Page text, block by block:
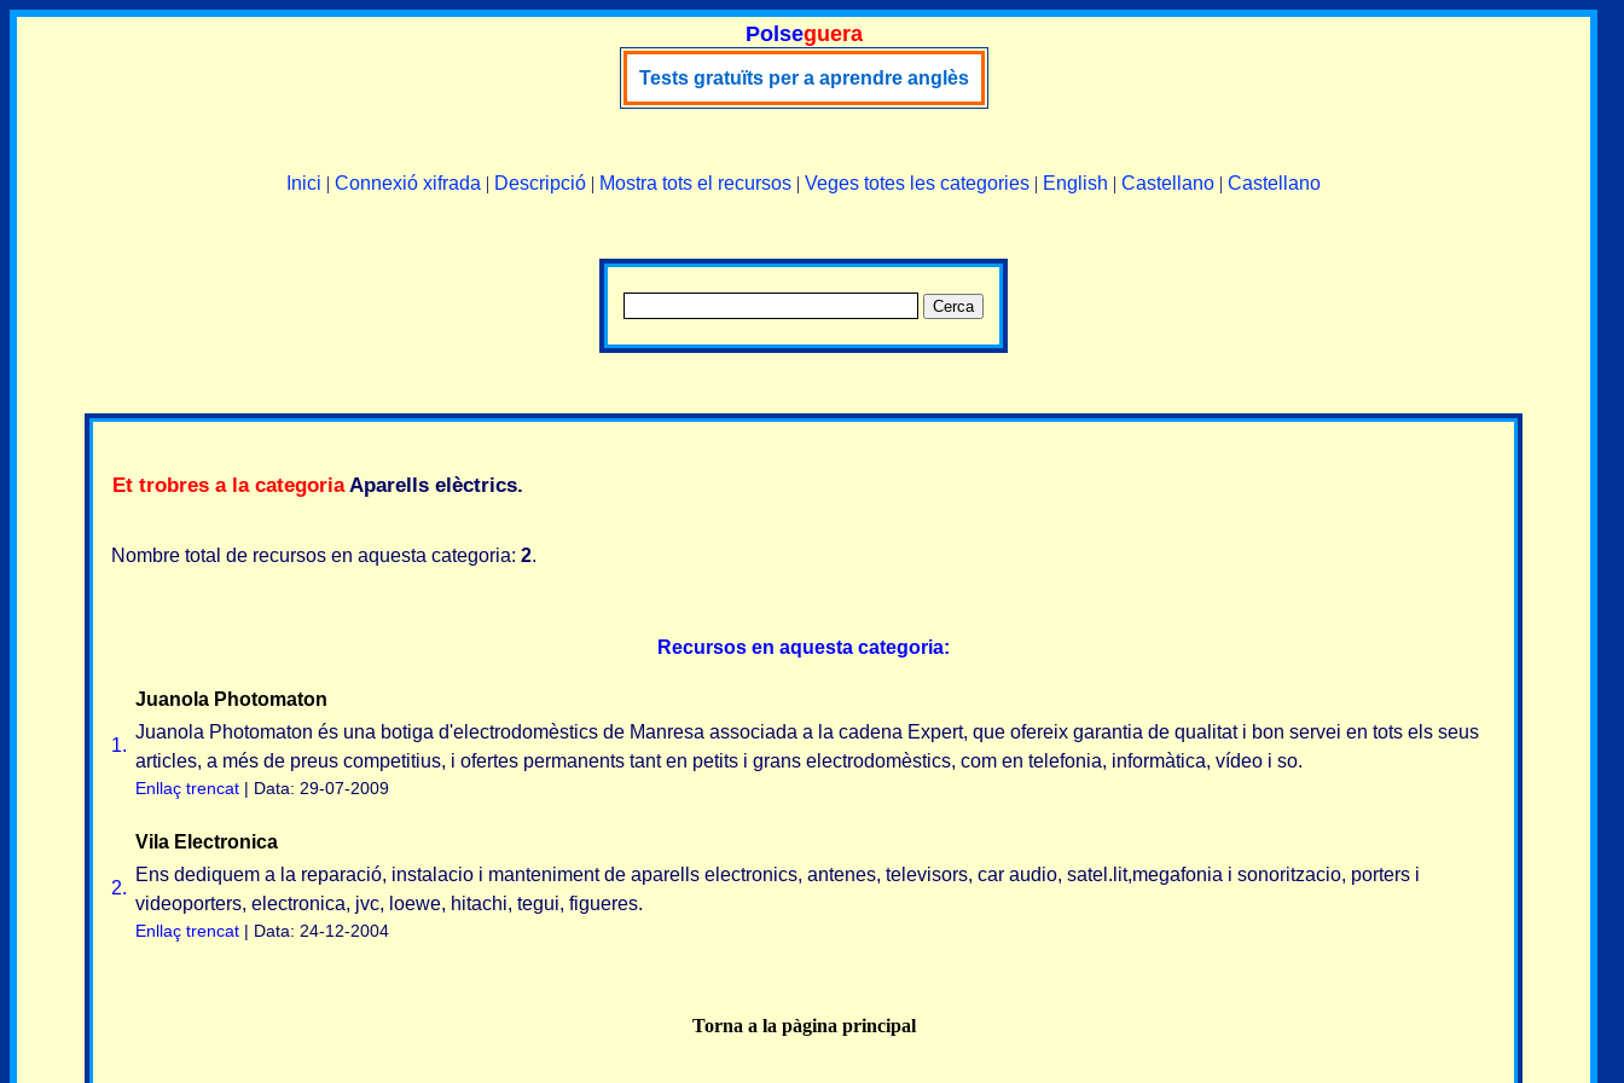
Polseguera
Tests gratuïts per a aprendre anglès
Inici | Connexió xifrada | Descripció | Mostra tots el recursos | Veges totes les categories | English | Castellano | Castellano
Et trobres a la categoria Aparells elèctrics.
Nombre total de recursos en aquesta categoria: 2.
Recursos en aquesta categoria:
1.
Juanola Photomaton
Juanola Photomaton és una botiga d'electrodomèstics de Manresa associada a la cadena Expert, que ofereix garantia de qualitat i bon servei en tots els seus
articles, a més de preus competitius, i ofertes permanents tant en petits i grans electrodomèstics, com en telefonia, informàtica, vídeo i so.
Enllaç trencat | Data: 29-07-2009
2.
Vila Electronica
Ens dediquem a la reparació, instalacio i manteniment de aparells electronics, antenes, televisors, car audio, satel.lit,megafonia i sonoritzacio, porters i
videoporters, electronica, jvc, loewe, hitachi, tegui, figueres.
Enllaç trencat | Data: 24-12-2004
Torna a la pàgina principal